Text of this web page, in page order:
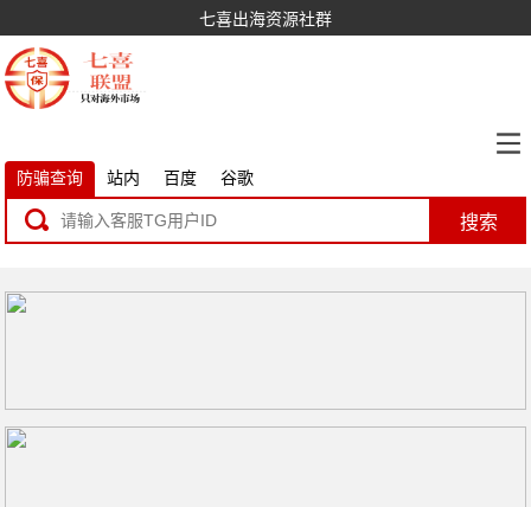
七喜出海资源社群
防骗查询 站内 百度 谷歌
搜索